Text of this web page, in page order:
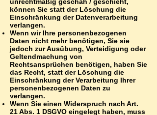
können Sie statt der Löschung die
Einschränkung der Datenverarbeitung
verlangen.
Wenn wir Ihre personenbezogenen
Daten nicht mehr benötigen, Sie sie
jedoch zur Ausübung, Verteidigung oder
Geltendmachung von
Rechtsansprüchen benötigen, haben Sie
das Recht, statt der Löschung die
Einschränkung der Verarbeitung Ihrer
personenbezogenen Daten zu
verlangen.
Wenn Sie einen Widerspruch nach Art.
21 Abs. 1 DSGVO eingelegt haben, muss